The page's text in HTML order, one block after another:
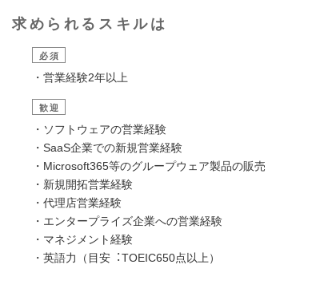
求められるスキルは
必須
・営業経験2年以上
歓迎
・ソフトウェアの営業経験
・SaaS企業での新規営業経験
・Microsoft365等のグループウェア製品の販売
・新規開拓営業経験
・代理店営業経験
・エンタープライズ企業への営業経験
・マネジメント経験
・英語⼒（⽬安︓TOEIC650点以上）